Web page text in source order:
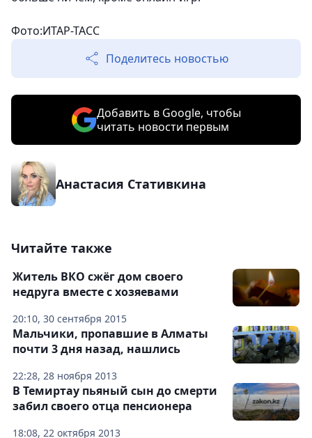
Фото:ИТАР-ТАСС
Поделитесь новостью
Добавить в Google, чтобы
читать новости первым
Анастасия Стативкина
Читайте также
20:10, 30 сентября 2015
Житель ВКО сжёг дом своего
недруга вместе с хозяевами
22:28, 28 ноября 2013
Мальчики, пропавшие в Алматы
почти 3 дня назад, нашлись
18:08, 22 октября 2013
В Темиртау пьяный сын до смерти
забил своего отца пенсионера